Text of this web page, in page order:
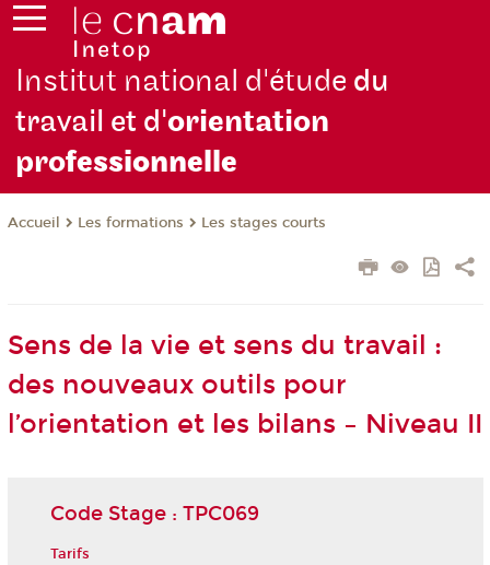
Institut national d'étude du
travail et d'orientation
professionnelle
Accueil Les formations Les stages courts
Sens de la vie et sens du travail :
des nouveaux outils pour
l’orientation et les bilans – Niveau II
Code Stage : TPC069
Tarifs